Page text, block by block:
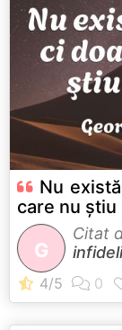
Nu
care nu ştiu
G
Citat